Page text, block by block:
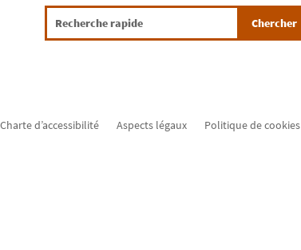
Charte d’accessibilité Aspects légaux Politique de cookies